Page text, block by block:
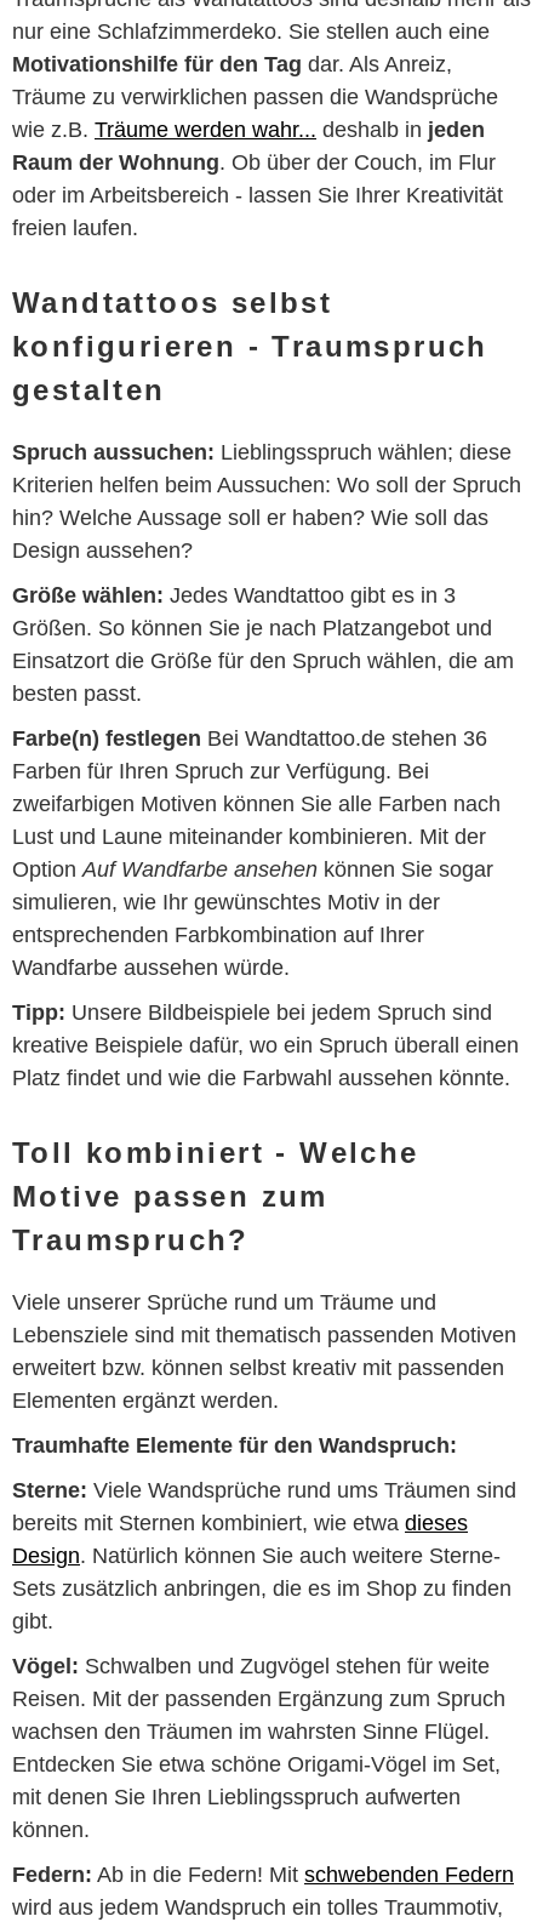
nur eine Schlafzimmerdeko. Sie stellen auch eine
Motivationshilfe für den Tag dar. Als Anreiz,
Träume zu verwirklichen passen die Wandsprüche
wie z.B. Träume werden wahr... deshalb in jeden
Raum der Wohnung. Ob über der Couch, im Flur
oder im Arbeitsbereich - lassen Sie Ihrer Kreativität
freien laufen.
Wandtattoos selbst
konfigurieren - Traumspruch
gestalten
Spruch aussuchen: Lieblingsspruch wählen; diese
Kriterien helfen beim Aussuchen: Wo soll der Spruch
hin? Welche Aussage soll er haben? Wie soll das
Design aussehen?
Größe wählen: Jedes Wandtattoo gibt es in 3
Größen. So können Sie je nach Platzangebot und
Einsatzort die Größe für den Spruch wählen, die am
besten passt.
Farbe(n) festlegen Bei Wandtattoo.de stehen 36
Farben für Ihren Spruch zur Verfügung. Bei
zweifarbigen Motiven können Sie alle Farben nach
Lust und Laune miteinander kombinieren. Mit der
OptionAuf Wandfarbe ansehen können Sie sogar
simulieren, wie Ihr gewünschtes Motiv in der
entsprechenden Farbkombination auf Ihrer
Wandfarbe aussehen würde.
Tipp: Unsere Bildbeispiele bei jedem Spruch sind
kreative Beispiele dafür, wo ein Spruch überall einen
Platz findet und wie die Farbwahl aussehen könnte.
Toll kombiniert - Welche
Motive passen zum
Traumspruch?
Viele unserer Sprüche rund um Träume und
Lebensziele sind mit thematisch passenden Motiven
erweitert bzw. können selbst kreativ mit passenden
Elementen ergänzt werden.
Traumhafte Elemente für den Wandspruch:
Sterne: Viele Wandsprüche rund ums Träumen sind
bereits mit Sternen kombiniert, wie etwa dieses
Design. Natürlich können Sie auch weitere Sterne-
Sets zusätzlich anbringen, die es im Shop zu finden
gibt.
Vögel: Schwalben und Zugvögel stehen für weite
Reisen. Mit der passenden Ergänzung zum Spruch
wachsen den Träumen im wahrsten Sinne Flügel.
Entdecken Sie etwa schöne Origami-Vögel im Set,
mit denen Sie Ihren Lieblingsspruch aufwerten
können.
Federn: Ab in die Federn! Mit schwebenden Federn
wird aus jedem Wandspruch ein tolles Traummotiv,